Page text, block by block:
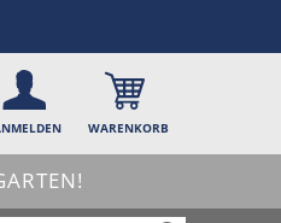
WARENKORB